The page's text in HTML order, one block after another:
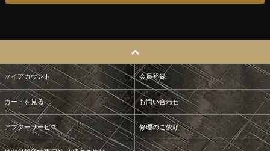
マイアカウント 会員登録
カートを見る お問い合わせ
アフターサービス 修理のご依頼